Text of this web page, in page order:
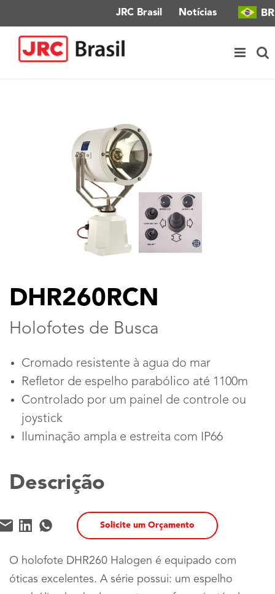
conteúdo
JRC Brasil Notícias BR
DHR260RCN
Holofotes de Busca
Cromado resistente à agua do mar
Refletor de espelho parabólico até 1100m
Controlado por um painel de controle ou
joystick
Iluminação ampla e estreita com IP66
Descrição
Solicite um Orçamento
O holofote DHR260 Halogen é equipado com
óticas excelentes. A série possui: um espelho